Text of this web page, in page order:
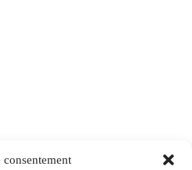
consentement